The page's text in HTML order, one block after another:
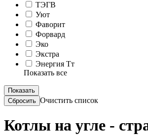
ТЭГВ
Уют
Фаворит
Форвард
Эко
Экстра
Энергия Тт
Показать все
Очистить список
Котлы на угле -